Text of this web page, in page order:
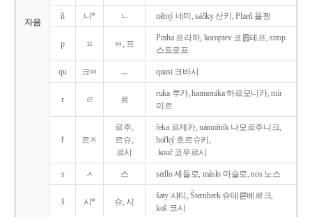
자음
ň 니* ㄴ němý 네미, sáňky 산키, Plzeň 플젠
p ㅍ ㅂ, 프
Praha 프라하, koroptev 코롭테프, strop
스트로프
qu 크ㅂ ㅡ quasi 크바시
r ㄹ 르
ruka 루카, harmonika 하르모니카, mír
미르
ř 르ㅈ
르주,
르슈,
르시
řeka 르제카, námořník 나모르주니크,
hořký 호르슈키,
kouř 코우르시
s ㅅ 스 sedlo 세들로, máslo 마슬로, nos 노스
š 시* 슈, 시
šaty 샤티, Šternberk 슈테른베르크,
koš 코시